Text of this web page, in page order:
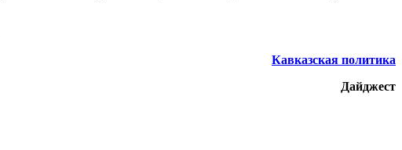
Кавказская политика
Дайджест